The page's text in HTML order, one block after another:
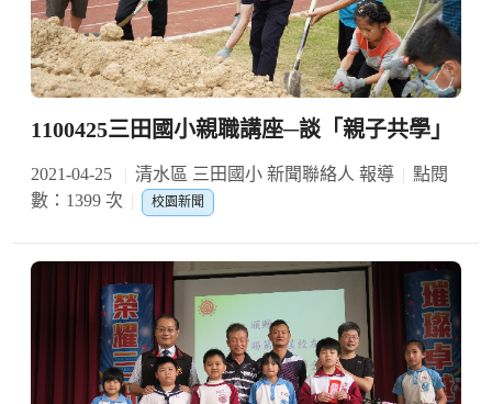
1100425三田國小親職講座─談「親子共學」
2021-04-25 清水區 三田國小 新聞聯絡人 報導
點閱
數：1399 次
校園新聞